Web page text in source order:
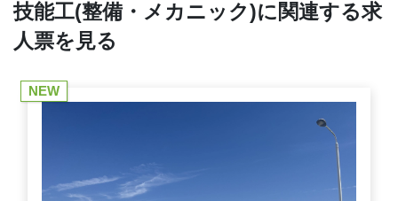
技能工(整備・メカニック)に関連する求
人票を見る
NEW